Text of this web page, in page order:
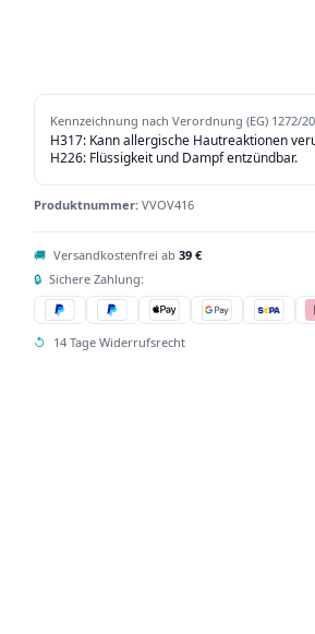
Kennzeichnung nach Verordnung (EG) 1272/
H317: Kann allergische Hautreaktionen
H226: Flüssigkeit und Dampf entzündbar.
Produktnummer: VVOV416
🚚 Versandkostenfrei ab 39 €
🔒 Sichere Zahlung:
↺ 14 Tage Widerrufsrecht